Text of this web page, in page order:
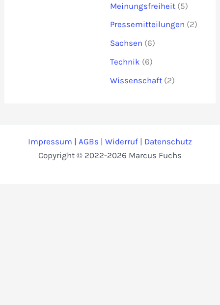
Meinungsfreiheit (5)
Pressemitteilungen (2)
Sachsen (6)
Technik (6)
Wissenschaft (2)
Impressum | AGBs | Widerruf | Datenschutz
Copyright © 2022-2026 Marcus Fuchs